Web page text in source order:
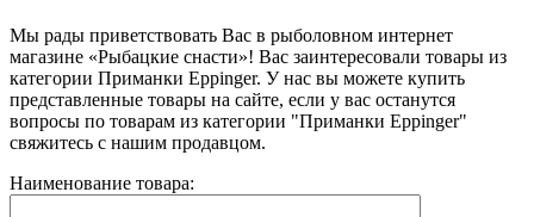
Мы рады приветствовать Вас в рыболовном интернет
магазине «Рыбацкие снасти»! Вас заинтересовали товары из
категории Приманки Eppinger. У нас вы можете купить
представленные товары на сайте, если у вас останутся
вопросы по товарам из категории "Приманки Eppinger"
свяжитесь с нашим продавцом.
Наименование товара: